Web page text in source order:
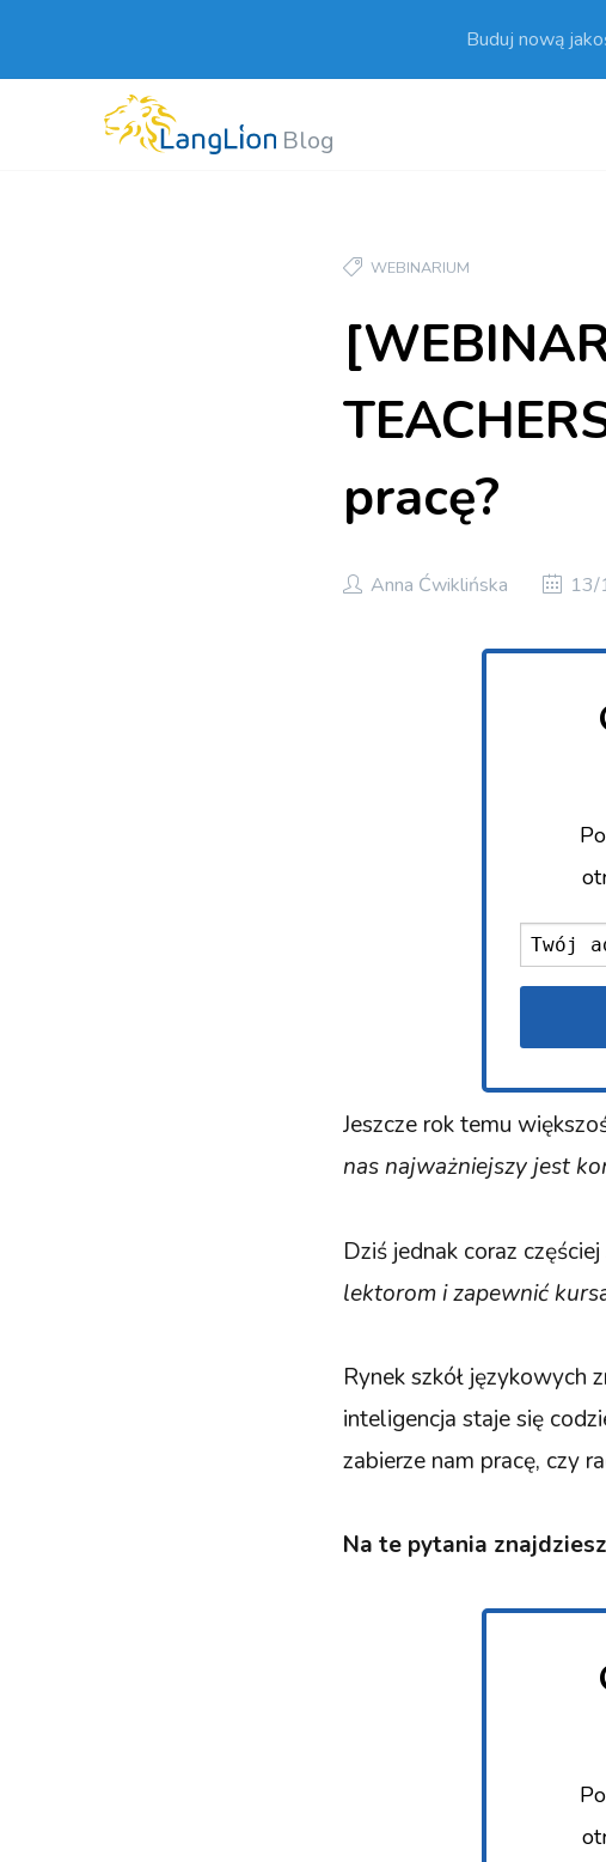
Buduj nową
Blog
WEBINARIUM
pracę?
Anna Ćwiklińska
Jeszcze rok temu
nas najważniejszy jest
Dziś jednak coraz częściej
lektorom i zapewnić
Rynek szkół językowych
inteligencja staje się
zabierze nam pracę, czy
Na te pytania